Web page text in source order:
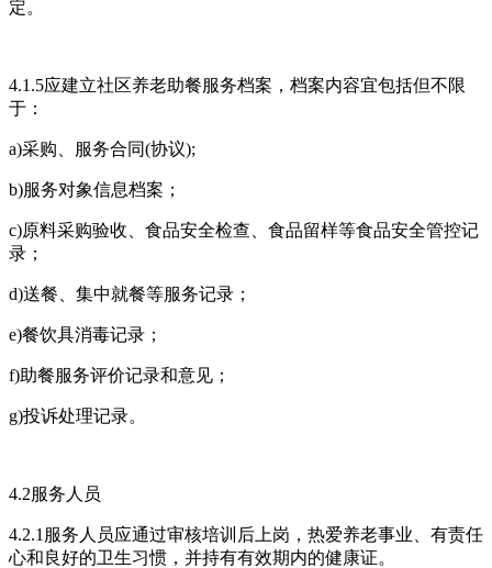
定。
4.1.5应建立社区养老助餐服务档案，档案内容宜包括但不限
于：
a)采购、服务合同(协议);
b)服务对象信息档案；
c)原料采购验收、食品安全检查、食品留样等食品安全管控记
录；
d)送餐、集中就餐等服务记录；
e)餐饮具消毒记录；
f)助餐服务评价记录和意见；
g)投诉处理记录。
4.2服务人员
4.2.1服务人员应通过审核培训后上岗，热爱养老事业、有责任
心和良好的卫生习惯，并持有有效期内的健康证。